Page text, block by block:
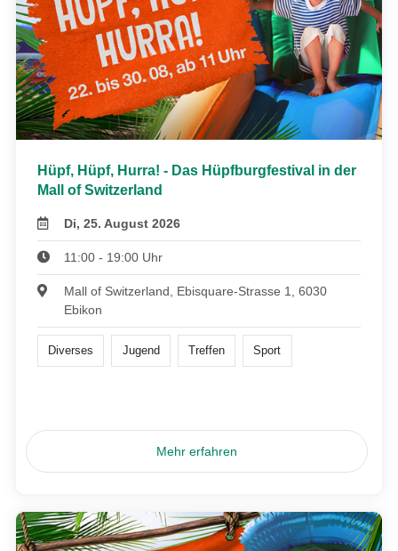
Hüpf, Hüpf, Hurra! - Das Hüpfburgfestival in der
Mall of Switzerland
Di, 25. August 2026
11:00 - 19:00 Uhr
Mall of Switzerland, Ebisquare-Strasse 1, 6030
Ebikon
Diverses Jugend Treffen Sport
Mehr erfahren